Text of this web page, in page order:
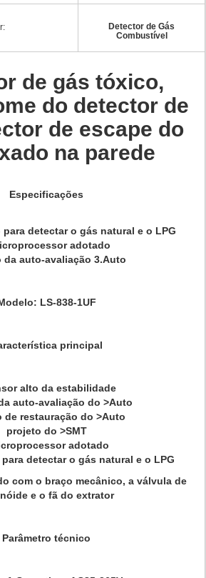
Detector de Gás
Combustível
de gás tóxico,
do detector de
de escape do
na parede
Especificações
para detectar o gás natural e o LPG
adotado
da auto-avaliação 3.Auto
LS-838-1UF
principal
alto da estabilidade
auto-avaliação do >Auto
de restauração do >Auto
projeto do >SMT
adotado
detectar o gás natural e o LPG
com o braço mecânico, a válvula de
e o fã do extrator
Parâmetro técnico